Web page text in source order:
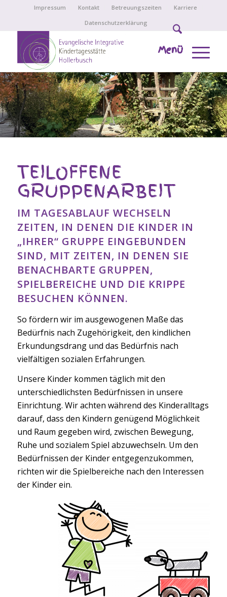
Impressum Kontakt Betreuungszeiten
Karriere
Datenschutzerklärung
Menü
TEILOFFENE
GRUPPENARBEIT
IM TAGESABLAUF WECHSELN
ZEITEN, IN DENEN DIE KINDER IN
„IHRER“ GRUPPE EINGEBUNDEN
SIND, MIT ZEITEN, IN DENEN SIE
BENACHBARTE GRUPPEN,
SPIELBEREICHE UND DIE KRIPPE
BESUCHEN KÖNNEN.
So fördern wir im ausgewogenen Maße das
Bedürfnis nach Zugehörigkeit, den kindlichen
Erkundungsdrang und das Bedürfnis nach
vielfältigen sozialen Erfahrungen.
Unsere Kinder kommen täglich mit den
unterschiedlichsten Bedürfnissen in unsere
Einrichtung. Wir achten während des Kinderalltags
darauf, dass den Kindern genügend Möglichkeit
und Raum gegeben wird, zwischen Bewegung,
Ruhe und sozialem Spiel abzuwechseln. Um den
Bedürfnissen der Kinder entgegenzukommen,
richten wir die Spielbereiche nach den Interessen
der Kinder ein.